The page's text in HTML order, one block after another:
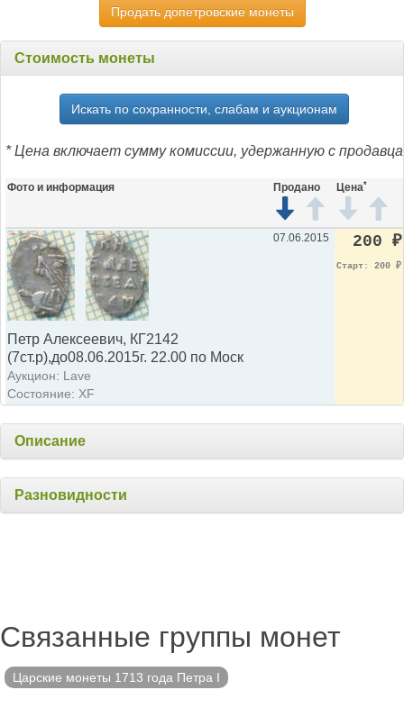
Продать допетровские монеты
Стоимость монеты
Искать по сохранности, слабам и аукционам
* Цена включает сумму комиссии, удержанную с продавца
Фото и информация Продано Цена*
Петр Алексеевич, КГ2142
(7ст.р),до08.06.2015г. 22.00 по Моск
Аукцион: Lave
Состояние: XF
07.06.2015 200 ₽
Старт: 200 ₽
Описание
Разновидности
Связанные группы монет
Царские монеты 1713 года Петра I